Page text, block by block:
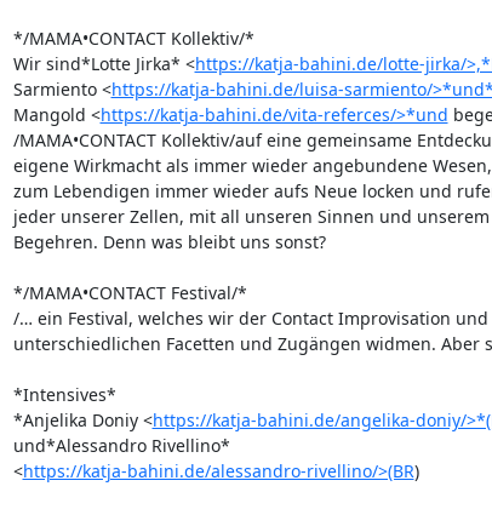
*/MAMA•CONTACT Kollektiv/*
Wir sind*Lotte Jirka* <https://katja-bahini.de/lotte-jirka/
Sarmiento <https://katja-bahini.de/luisa-sarmiento/
Mangold <https://katja-bahini.de/vita-referces/>*und
/MAMA•CONTACT Kollektiv/auf eine gemeinsame
eigene Wirkmacht als immer wieder angebundene Wesen,
zum Lebendigen immer wieder aufs Neue locken und
jeder unserer Zellen, mit all unseren Sinnen und
Begehren. Denn was bleibt uns sonst?
*/MAMA•CONTACT Festival/*
/… ein Festival, welches wir der Contact Improvisation
unterschiedlichen Facetten und Zugängen widmen. Aber
*Intensives*
*Anjelika Doniy <https://katja-bahini.de/angelika-doniy/
und*Alessandro Rivellino*
<https://katja-bahini.de/alessandro-rivellino/>(BR)